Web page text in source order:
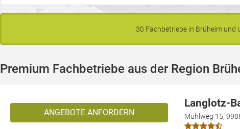
30 Fachbetriebe in Brüheim und
Premium Fachbetriebe aus der Region
ANGEBOTE ANFORDERN
Langlotz-
Mühlweg 15,